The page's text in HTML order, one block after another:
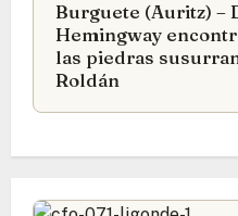
Burguete (Auritz) –
Hemingway
las piedras
Roldán